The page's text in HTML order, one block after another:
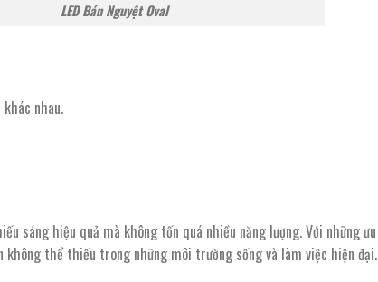
Oval
nhau.
sáng hiệu quả mà không tốn quá nhiều năng lượng. Với những ưu
không thể thiếu trong những môi trường sống và làm việc hiện đại.